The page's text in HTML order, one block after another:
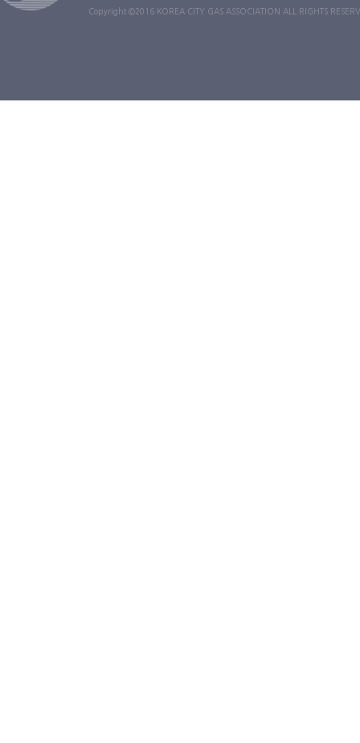
Copyright ©2016 KOREA CITY GAS ASSOCIATION ALL RIGHTS